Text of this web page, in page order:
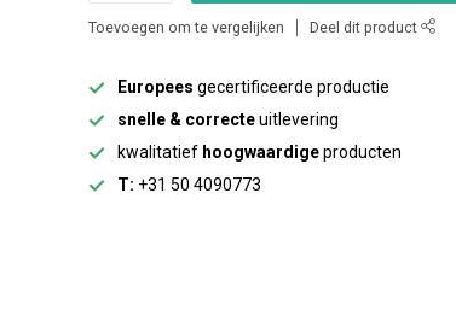
Toevoegen om te vergelijken Deel dit product
Europees gecertificeerde productie
snelle & correcteuitlevering
kwalitatief hoogwaardigeproducten
T: +31 50 4090773